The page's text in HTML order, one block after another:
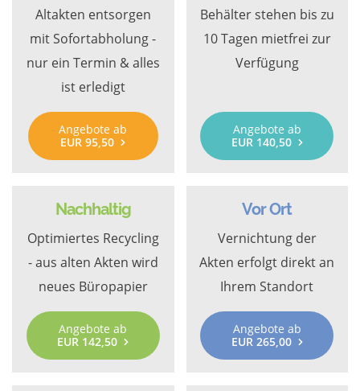
Altakten entsorgen
mit Sofortabholung -
nur ein Termin & alles
ist erledigt
Angebote ab
EUR 95,50
Behälter stehen bis zu
10 Tagen mietfrei zur
Verfügung
Angebote ab
EUR 140,50
Nachhaltig
Optimiertes Recycling
- aus alten Akten wird
neues Büropapier
Angebote ab
EUR 142,50
Vor Ort
Vernichtung der
Akten erfolgt direkt an
Ihrem Standort
Angebote ab
EUR 265,00